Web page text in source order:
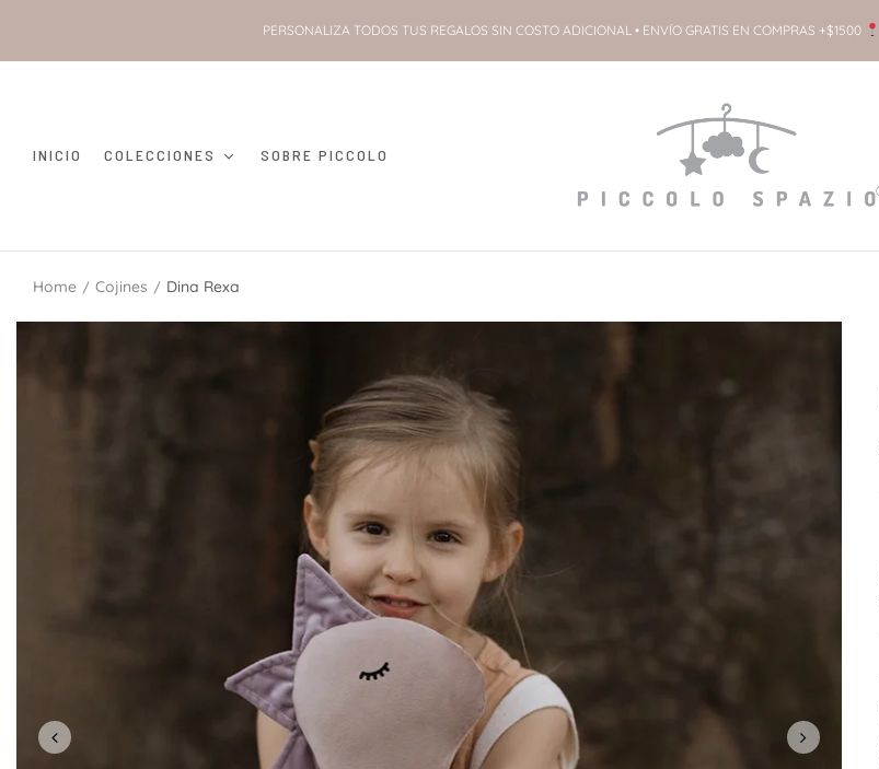
PERSONALIZA TODOS TUS REGALOS SIN COSTO ADICIONAL • ENVÍO GRATIS EN COMPRAS +$1500
INICIO COLECCIONES SOBRE PICCOLO
Home Cojines Dina Rexa